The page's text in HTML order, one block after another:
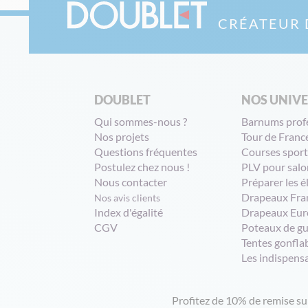
DOUBLET
Qui sommes-nous ?
Nos projets
Questions fréquentes
Postulez chez nous !
Nous contacter
Nos avis clients
Index d'égalité
CGV
NOS
Barnums
Tour de
Courses
PLV pour
Préparer les
Drapeaux
Drapeaux
Poteaux de
Tentes
Les
Profitez de 10% de remise